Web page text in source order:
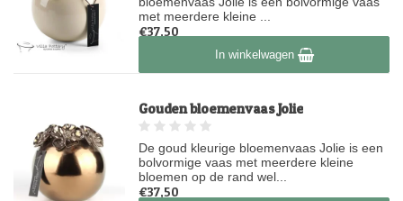
met meerdere kleine ...
€37,50
Op voorraadIn winkelwagen
Gouden bloemenvaas Jolie
De goud kleurige bloemenvaas Jolie is een
bolvormige vaas met meerdere kleine
bloemen op de rand wel...
€37,50